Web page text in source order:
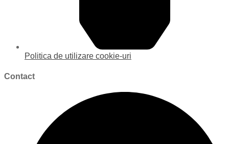
Politica de utilizare cookie-uri
Contact